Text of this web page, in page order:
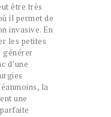
être très
il permet de
invasive. En
les petites
générer
d’une
la
une